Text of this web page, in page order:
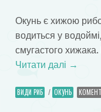
Окунь є хижою
водиться у
смугастого
Читати далі →
ВИДИ РИБ / ОКУНЬ